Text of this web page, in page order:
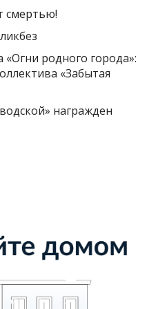
смертью!
«Огни родного города»:
«Забытая
награжден